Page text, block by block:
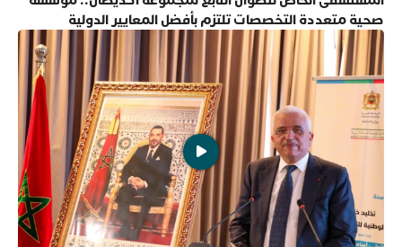
صحية متعددة التخصصات تلتزم بأفضل المعايير الدولية